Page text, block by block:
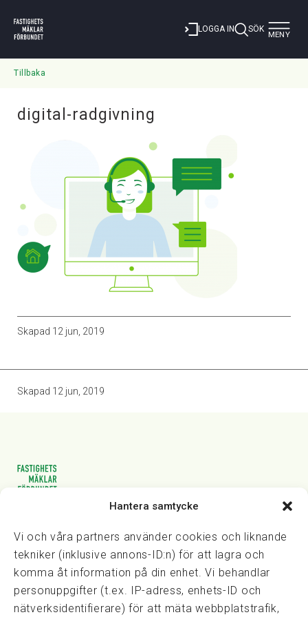
Hantera samtycke
Vi och våra partners använder cookies och liknande
tekniker (inklusive annons-ID:n) för att lagra och
komma åt information på din enhet. Vi behandlar
personuppgifter (t.ex. IP-adress, enhets-ID och
nätverksidentifierare) för att mäta webbplatstrafik,
LOGGA IN SÖK Toggle
MENY
Tillbaka
digital-radgivning
Skapad 12 jun, 2019
Skapad 12 jun, 2019
Vasagatan 28, 111 20 Stockholm
kansli@fmf.se
Snabblänkar
Prisexempel